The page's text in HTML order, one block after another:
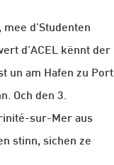
d’Studenten
d’ACEL kënnt der
un am Hafen zu Port
Och den 3.
sur-Mer aus
stinn, sichen ze